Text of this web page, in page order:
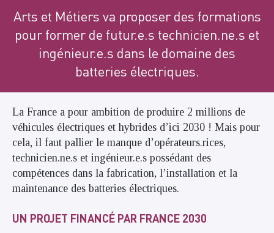
Arts et Métiers va proposer des formations
pour former de futur.e.s technicien.ne.s et
ingénieur.e.s dans le domaine des
batteries électriques.
La France a pour ambition de produire 2 millions de
véhicules électriques et hybrides d’ici 2030 ! Mais pour
cela, il faut pallier le manque d’opérateurs.rices,
technicien.ne.s et ingénieur.e.s possédant des
compétences dans la fabrication, l’installation et la
maintenance des batteries électriques.
UN PROJET FINANCÉ PAR FRANCE 2030